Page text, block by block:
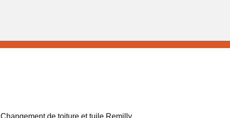
Changement de toiture et tuile Remilly